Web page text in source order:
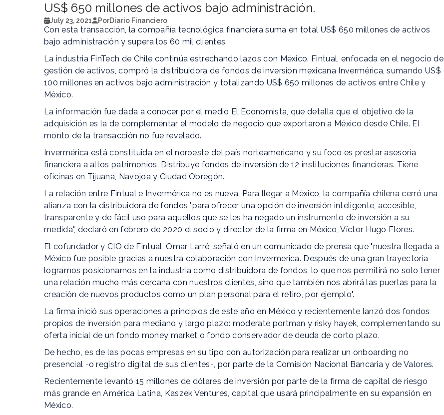
US$ 650 millones de activos bajo administración.
July 23, 2021 PorDiario Financiero
Con esta transacción, la compañía tecnológica financiera suma en total US$ 650 millones de activos
bajo administración y supera los 60 mil clientes.
La industria FinTech de Chile continúa estrechando lazos con México. Fintual, enfocada en el negocio de
gestión de activos, compró la distribuidora de fondos de inversión mexicana Invermérica, sumando US$
100 millones en activos bajo administración y totalizando US$ 650 millones de activos entre Chile y
México.
La información fue dada a conocer por el medio El Economista, que detalla que el objetivo de la
adquisición es la de complementar el modelo de negocio que exportaron a México desde Chile. El
monto de la transacción no fue revelado.
Invermérica está constituida en el noroeste del país norteamericano y su foco es prestar asesoría
financiera a altos patrimonios. Distribuye fondos de inversión de 12 instituciones financieras. Tiene
oficinas en Tijuana, Navojoa y Ciudad Obregón.
La relación entre Fintual e Invermérica no es nueva. Para llegar a México, la compañía chilena cerró una
alianza con la distribuidora de fondos "para ofrecer una opción de inversión inteligente, accesible,
transparente y de fácil uso para aquellos que se les ha negado un instrumento de inversión a su
medida", declaró en febrero de 2020 el socio y director de la firma en México, Víctor Hugo Flores.
El cofundador y CIO de Fintual, Omar Larré, señaló en un comunicado de prensa que "nuestra llegada a
México fue posible gracias a nuestra colaboración con Invermerica. Después de una gran trayectoria
logramos posicionarnos en la industria como distribuidora de fondos, lo que nos permitirá no solo tener
una relación mucho más cercana con nuestros clientes, sino que también nos abrirá las puertas para la
creación de nuevos productos como un plan personal para el retiro, por ejemplo".
La firma inició sus operaciones a principios de este año en México y recientemente lanzó dos fondos
propios de inversión para mediano y largo plazo: moderate portman y risky hayek, complementando su
oferta inicial de un fondo money market o fondo conservador de deuda de corto plazo.
De hecho, es de las pocas empresas en su tipo con autorización para realizar un onboarding no
presencial -o registro digital de sus clientes-, por parte de la Comisión Nacional Bancaria y de Valores.
Recientemente levantó 15 millones de dólares de inversión por parte de la firma de capital de riesgo
más grande en América Latina, Kaszek Ventures, capital que usará principalmente en su expansión en
México.